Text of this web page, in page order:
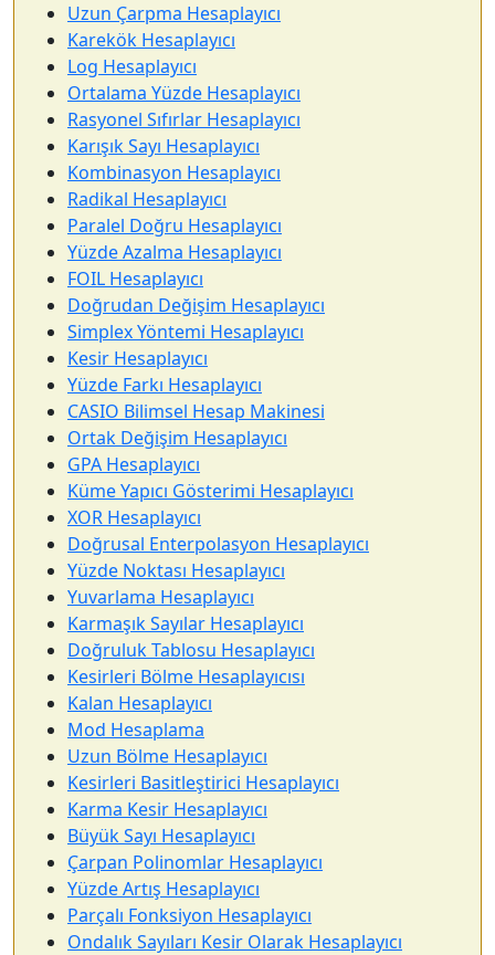
Uzun Çarpma Hesaplayıcı
Karekök Hesaplayıcı
Log Hesaplayıcı
Ortalama Yüzde Hesaplayıcı
Rasyonel Sıfırlar Hesaplayıcı
Karışık Sayı Hesaplayıcı
Kombinasyon Hesaplayıcı
Radikal Hesaplayıcı
Paralel Doğru Hesaplayıcı
Yüzde Azalma Hesaplayıcı
FOIL Hesaplayıcı
Doğrudan Değişim Hesaplayıcı
Simplex Yöntemi Hesaplayıcı
Kesir Hesaplayıcı
Yüzde Farkı Hesaplayıcı
CASIO Bilimsel Hesap Makinesi
Ortak Değişim Hesaplayıcı
GPA Hesaplayıcı
Küme Yapıcı Gösterimi Hesaplayıcı
XOR Hesaplayıcı
Doğrusal Enterpolasyon Hesaplayıcı
Yüzde Noktası Hesaplayıcı
Yuvarlama Hesaplayıcı
Karmaşık Sayılar Hesaplayıcı
Doğruluk Tablosu Hesaplayıcı
Kesirleri Bölme Hesaplayıcısı
Kalan Hesaplayıcı
Mod Hesaplama
Uzun Bölme Hesaplayıcı
Kesirleri Basitleştirici Hesaplayıcı
Karma Kesir Hesaplayıcı
Büyük Sayı Hesaplayıcı
Çarpan Polinomlar Hesaplayıcı
Yüzde Artış Hesaplayıcı
Parçalı Fonksiyon Hesaplayıcı
Ondalık Sayıları Kesir Olarak Hesaplayıcı